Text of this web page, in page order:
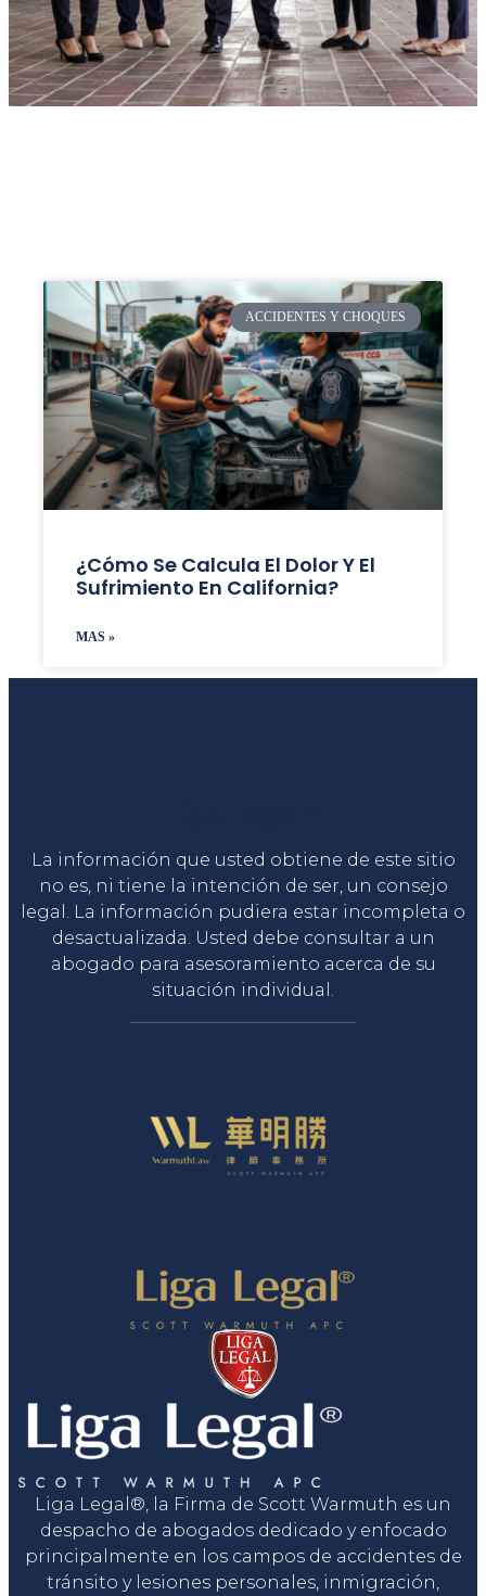
ACCIDENTES Y CHOQUES
¿Cómo Se Calcula El Dolor Y El
Sufrimiento En California?
MAS »
La información que usted obtiene de este sitio
no es, ni tiene la intención de ser, un consejo
legal. La información pudiera estar incompleta o
desactualizada. Usted debe consultar a un
abogado para asesoramiento acerca de su
situación individual.
Liga Legal®, la Firma de Scott Warmuth es un
despacho de abogados dedicado y enfocado
principalmente en los campos de accidentes de
tránsito y lesiones personales, inmigración,